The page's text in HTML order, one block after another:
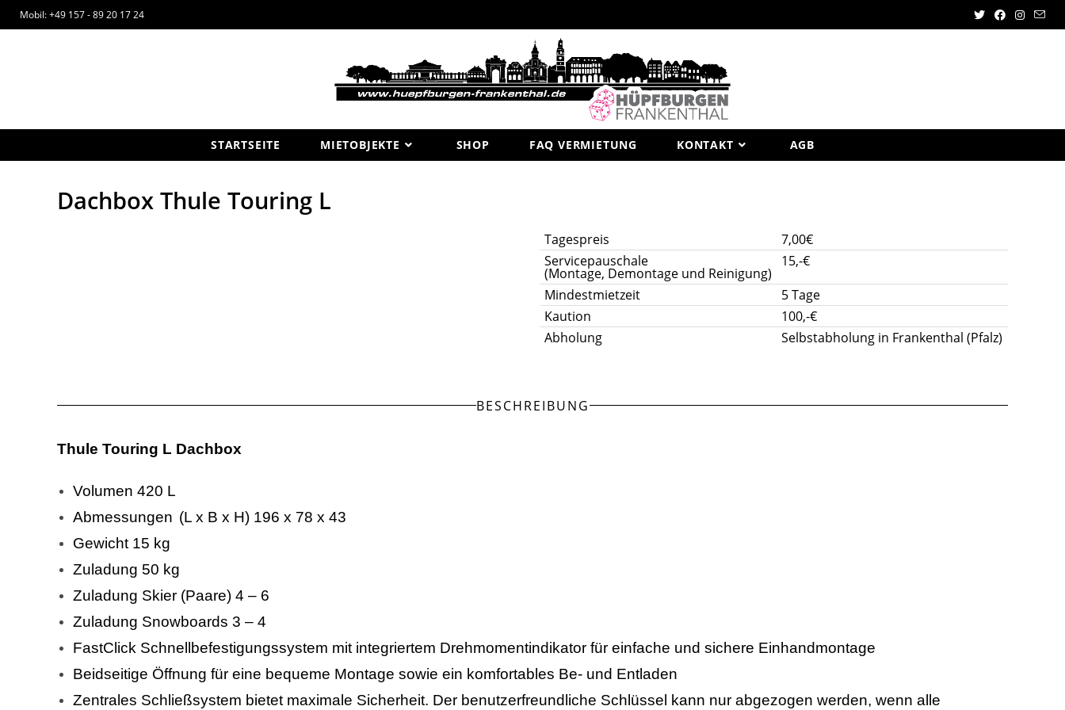
Mobil: +49 157 - 89 20 17 24
STARTSEITE MIETOBJEKTE SHOP FAQ VERMIETUNG KONTAKT AGB
Dachbox Thule Touring L
Tagespreis
7,00€
Servicepauschale
(Montage, Demontage und Reinigung)
15,-€
Mindestmietzeit
5 Tage
Kaution
100,-€
Abholung
Selbstabholung in Frankenthal (Pfalz)
BESCHREIBUNG
Thule Touring L Dachbox
Volumen 420 L
Abmessungen (L x B x H) 196 x 78 x 43
Gewicht 15 kg
Zuladung 50 kg
Zuladung Skier (Paare) 4 – 6
Zuladung Snowboards 3 – 4
FastClick Schnellbefestigungssystem mit integriertem Drehmomentindikator für einfache und sichere Einhandmontage
Beidseitige Öffnung für eine bequeme Montage sowie ein komfortables Be- und Entladen
Zentrales Schließsystem bietet maximale Sicherheit. Der benutzerfreundliche Schlüssel kann nur abgezogen werden, wenn alle